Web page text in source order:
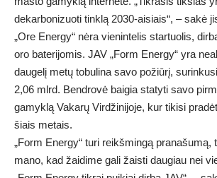
dekarbonizuoti tinklą 2030-aisiais“, – sakė
„Ore Energy“ nėra vienintelis startuolis,
oro baterijomis. JAV „Form Energy“ yra
daugelį metų tobulina savo požiūrį,
2,06 mlrd. Bendrovė baigia statyti savo
gamyklą Vakarų Virdžinijoje, kur tikisi
šiais metais.
„Form Energy“ turi reikšmingą pranašumą,
mano, kad žaidime gali žaisti daugiau nei